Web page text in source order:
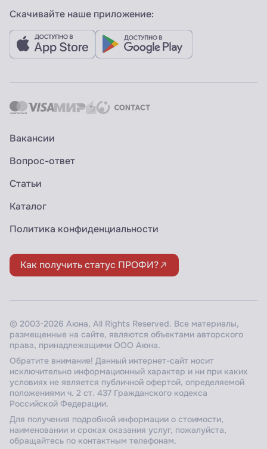
Скачивайте наше приложение:
Вакансии
Вопрос-ответ
Статьи
Каталог
Политика конфиденциальности
Как получить статус ПРОФИ?
© 2003-2026 Аюна, All Rights Reserved. Все материалы,
размещенные на сайте, являются объектами авторского
права, принадлежащими ООО Аюна.
Обратите внимание! Данный интернет-сайт носит
исключительно информационный характер и ни при каких
условиях не является публичной офертой, определяемой
положениями ч. 2 ст. 437 Гражданского кодекса
Российской Федерации.
Для получения подробной информации о стоимости,
наименовании и сроках оказания услуг, пожалуйста,
обращайтесь по контактным телефонам.